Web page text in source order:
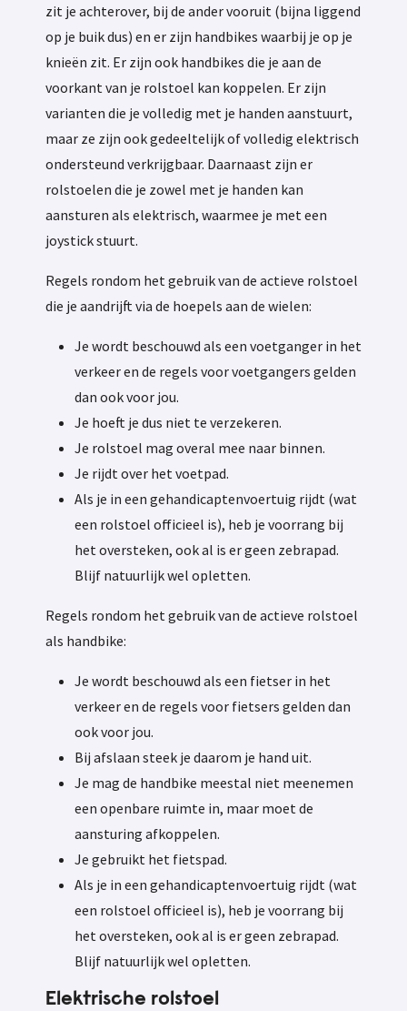
zit je achterover, bij de ander vooruit (bijna liggend
op je buik dus) en er zijn handbikes waarbij je op je
knieën zit. Er zijn ook handbikes die je aan de
voorkant van je rolstoel kan koppelen. Er zijn
varianten die je volledig met je handen aanstuurt,
maar ze zijn ook gedeeltelijk of volledig elektrisch
ondersteund verkrijgbaar. Daarnaast zijn er
rolstoelen die je zowel met je handen kan
aansturen als elektrisch, waarmee je met een
joystick stuurt.
Regels rondom het gebruik van de actieve rolstoel
die je aandrijft via de hoepels aan de wielen:
Je wordt beschouwd als een voetganger in het
verkeer en de regels voor voetgangers gelden
dan ook voor jou.
Je hoeft je dus niet te verzekeren.
Je rolstoel mag overal mee naar binnen.
Je rijdt over het voetpad.
Als je in een gehandicaptenvoertuig rijdt (wat
een rolstoel officieel is), heb je voorrang bij
het oversteken, ook al is er geen zebrapad.
Blijf natuurlijk wel opletten.
Regels rondom het gebruik van de actieve rolstoel
als handbike:
Je wordt beschouwd als een fietser in het
verkeer en de regels voor fietsers gelden dan
ook voor jou.
Bij afslaan steek je daarom je hand uit.
Je mag de handbike meestal niet meenemen
een openbare ruimte in, maar moet de
aansturing afkoppelen.
Je gebruikt het fietspad.
Als je in een gehandicaptenvoertuig rijdt (wat
een rolstoel officieel is), heb je voorrang bij
het oversteken, ook al is er geen zebrapad.
Blijf natuurlijk wel opletten.
Elektrische rolstoel